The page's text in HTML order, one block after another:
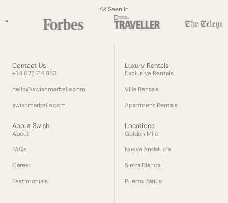
As Seen In
Luxury Rentals
Exclusive Rentals
Villa Rentals
Apartment Rentals
Locations
Golden Mile
Nueva Andalucía
Sierra Blanca
Puerto Banús
About Swish
About
FAQs
Career
Testimonials
Contact Us
+34 677 714 883
hello@swishmarbella.com
swishmarbella.com